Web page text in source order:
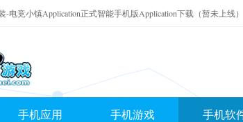
-电竞小镇Application正式智能手机版Application下载（暂未上线）
手机应用 手机游戏 手机软